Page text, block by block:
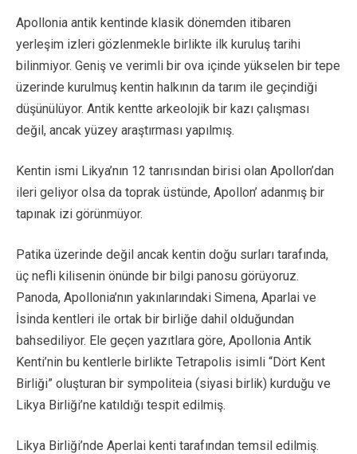
Apollonia antik kentinde klasik dönemden itibaren
yerleşim izleri gözlenmekle birlikte ilk kuruluş tarihi
bilinmiyor. Geniş ve verimli bir ova içinde yükselen bir tepe
üzerinde kurulmuş kentin halkının da tarım ile geçindiği
düşünülüyor. Antik kentte arkeolojik bir kazı çalışması
değil, ancak yüzey araştırması yapılmış.
Kentin ismi Likya’nın 12 tanrısından birisi olan Apollon’dan
ileri geliyor olsa da toprak üstünde, Apollon’ adanmış bir
tapınak izi görünmüyor.
Patika üzerinde değil ancak kentin doğu surları tarafında,
üç nefli kilisenin önünde bir bilgi panosu görüyoruz.
Panoda, Apollonia’nın yakınlarındaki Simena, Aparlai ve
İsinda kentleri ile ortak bir birliğe dahil olduğundan
bahsediliyor. Ele geçen yazıtlara göre, Apollonia Antik
Kenti’nin bu kentlerle birlikte Tetrapolis isimli “Dört Kent
Birliği” oluşturan bir sympoliteia (siyasi birlik) kurduğu ve
Likya Birliği’ne katıldığı tespit edilmiş.
Likya Birliği’nde Aperlai kenti tarafından temsil edilmiş.